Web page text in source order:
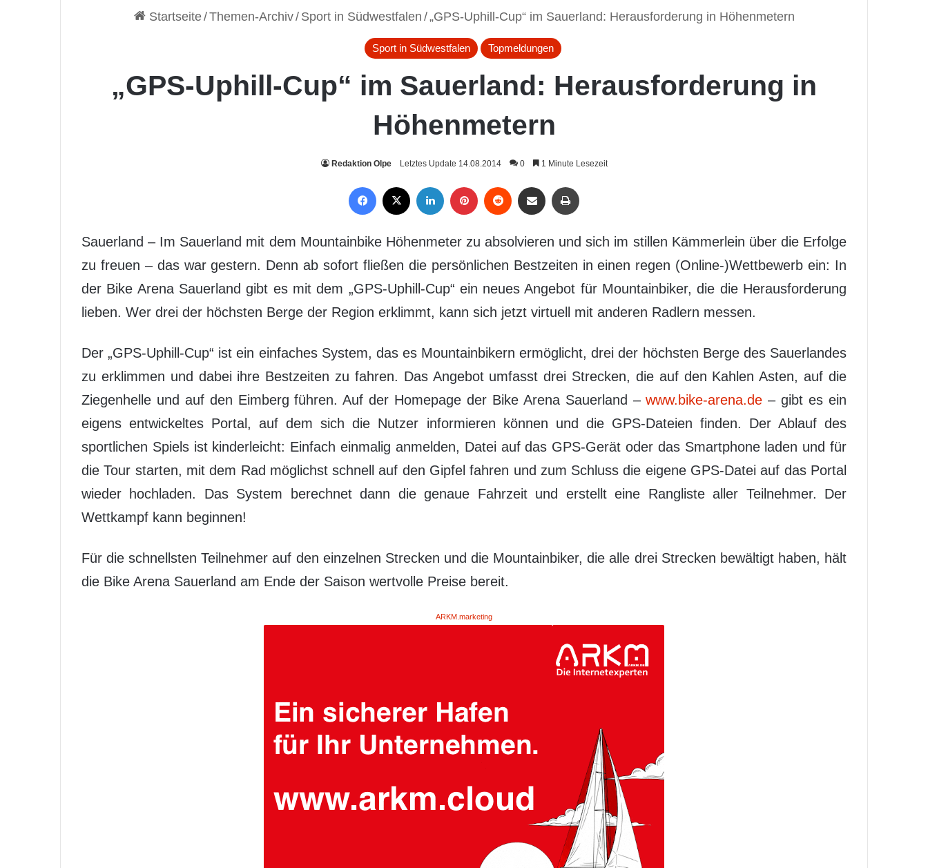
Startseite/Themen-Archiv/ Sport in Südwestfalen /„GPS-Uphill-Cup“ im Sauerland: Herausforderung in Höhenmetern
Sport in Südwestfalen Topmeldungen
„GPS-Uphill-Cup“ im Sauerland: Herausforderung in
Höhenmetern
Redaktion Olpe Letztes Update 14.08.2014 0 1 Minute Lesezeit
Sauerland – Im Sauerland mit dem Mountainbike Höhenmeter zu absolvieren und sich im stillen Kämmerlein über die Erfolge
zu freuen – das war gestern. Denn ab sofort fließen die persönlichen Bestzeiten in einen regen (Online-)Wettbewerb ein: In
der Bike Arena Sauerland gibt es mit dem „GPS-Uphill-Cup“ ein neues Angebot für Mountainbiker, die die Herausforderung
lieben. Wer drei der höchsten Berge der Region erklimmt, kann sich jetzt virtuell mit anderen Radlern messen.
Der „GPS-Uphill-Cup“ ist ein einfaches System, das es Mountainbikern ermöglicht, drei der höchsten Berge des Sauerlandes
zu erklimmen und dabei ihre Bestzeiten zu fahren. Das Angebot umfasst drei Strecken, die auf den Kahlen Asten, auf die
Ziegenhelle und auf den Eimberg führen. Auf der Homepage der Bike Arena Sauerland –www.bike-arena.de – gibt es ein
eigens entwickeltes Portal, auf dem sich die Nutzer informieren können und die GPS-Dateien finden. Der Ablauf des
sportlichen Spiels ist kinderleicht: Einfach einmalig anmelden, Datei auf das GPS-Gerät oder das Smartphone laden und für
die Tour starten, mit dem Rad möglichst schnell auf den Gipfel fahren und zum Schluss die eigene GPS-Datei auf das Portal
wieder hochladen. Das System berechnet dann die genaue Fahrzeit und erstellt eine Rangliste aller Teilnehmer. Der
Wettkampf kann beginnen!
Für die schnellsten Teilnehmer auf den einzelnen Strecken und die Mountainbiker, die alle drei Strecken bewältigt haben, hält
die Bike Arena Sauerland am Ende der Saison wertvolle Preise bereit.
ARKM.marketing